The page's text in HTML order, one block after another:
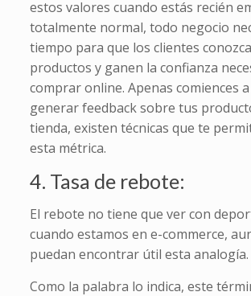
estos valores cuando estás recién
totalmente normal, todo negocio
tiempo para que los clientes
productos y ganen la confianza
comprar online. Apenas comiences
generar feedback sobre tus
tienda, existen técnicas que te
esta métrica.
4. Tasa de rebote:
El rebote no tiene que ver con
cuando estamos en e-commerce,
puedan encontrar útil esta analogía.
Como la palabra lo indica, este